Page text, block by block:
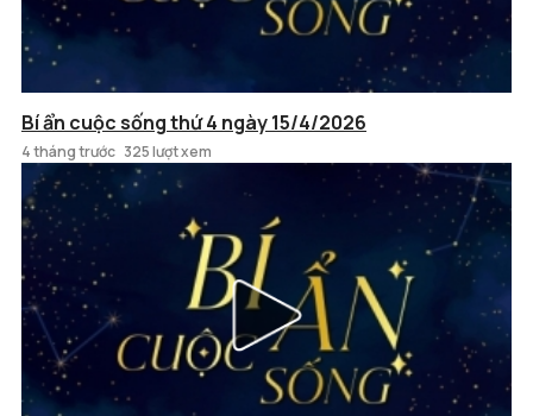
Bí ẩn cuộc sống thứ 4 ngày 15/4/2026
4 tháng trước 325 lượt xem